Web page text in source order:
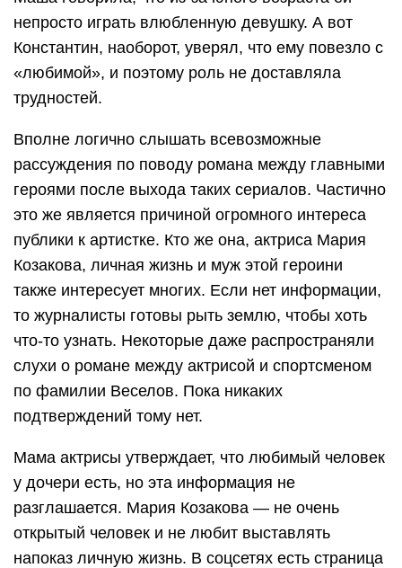
непросто играть влюбленную девушку. А вот
Константин, наоборот, уверял, что ему повезло с
«любимой», и поэтому роль не доставляла
трудностей.
Вполне логично слышать всевозможные
рассуждения по поводу романа между главными
героями после выхода таких сериалов. Частично
это же является причиной огромного интереса
публики к артистке. Кто же она, актриса Мария
Козакова, личная жизнь и муж этой героини
также интересует многих. Если нет информации,
то журналисты готовы рыть землю, чтобы хоть
что-то узнать. Некоторые даже распространяли
слухи о романе между актрисой и спортсменом
по фамилии Веселов. Пока никаких
подтверждений тому нет.
Мама актрисы утверждает, что любимый человек
у дочери есть, но эта информация не
разглашается. Мария Козакова — не очень
открытый человек и не любит выставлять
напоказ личную жизнь. В соцсетях есть страница